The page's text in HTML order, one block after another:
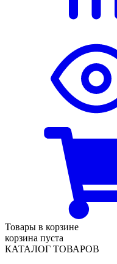
Товары в корзине
корзина пуста
КАТАЛОГ ТОВАРОВ